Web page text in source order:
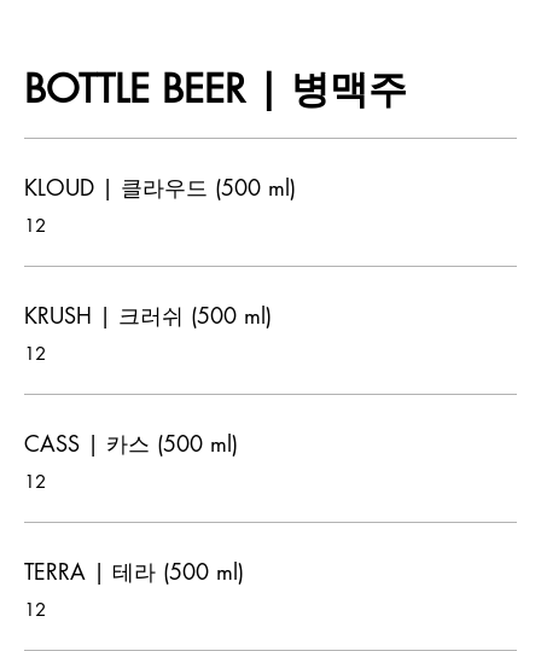
BOTTLE BEER | 병맥주
KLOUD | 클라우드 (500 ml)
12
KRUSH | 크러쉬 (500 ml)
12
CASS | 카스 (500 ml)
12
TERRA | 테라 (500 ml)
12